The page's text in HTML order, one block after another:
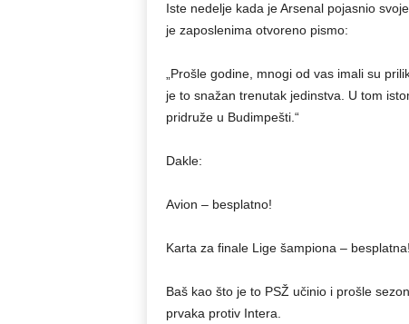
Iste nedelje kada je Arsenal pojasnio
je zaposlenima otvoreno pismo:
„Prošle godine, mnogi od vas imali su
je to snažan trenutak jedinstva. U tom
pridruže u Budimpešti.“
Dakle:
Avion – besplatno!
Karta za finale Lige šampiona – besplatna!
Baš kao što je to PSŽ učinio i prošle
prvaka protiv Intera.